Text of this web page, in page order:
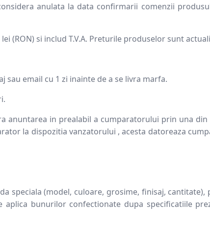
anulata la data confirmarii comenzii
(RON) si includ T.V.A. Preturile produselor sunt
email cu 1 zi inainte de a se livra marfa.
anuntarea in prealabil a cumparatorului prin una
la dispozitia vanzatorului , acesta datoreaza
speciala (model, culoare, grosime, finisaj, cantitate),
bunurilor confectionate dupa specificatiile